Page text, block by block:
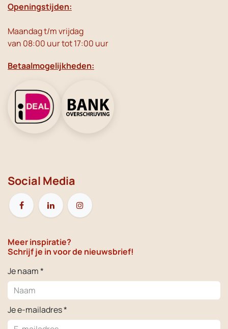
Openingstijden:
Maandag t/m vrijdag
van 08:00 uur tot 17:00 uur
Betaalmogelijkheden:
Social Media
Meer inspiratie?
Schrijf je in voor de nieuwsbrief!
Je naam *
Je e-mailadres *